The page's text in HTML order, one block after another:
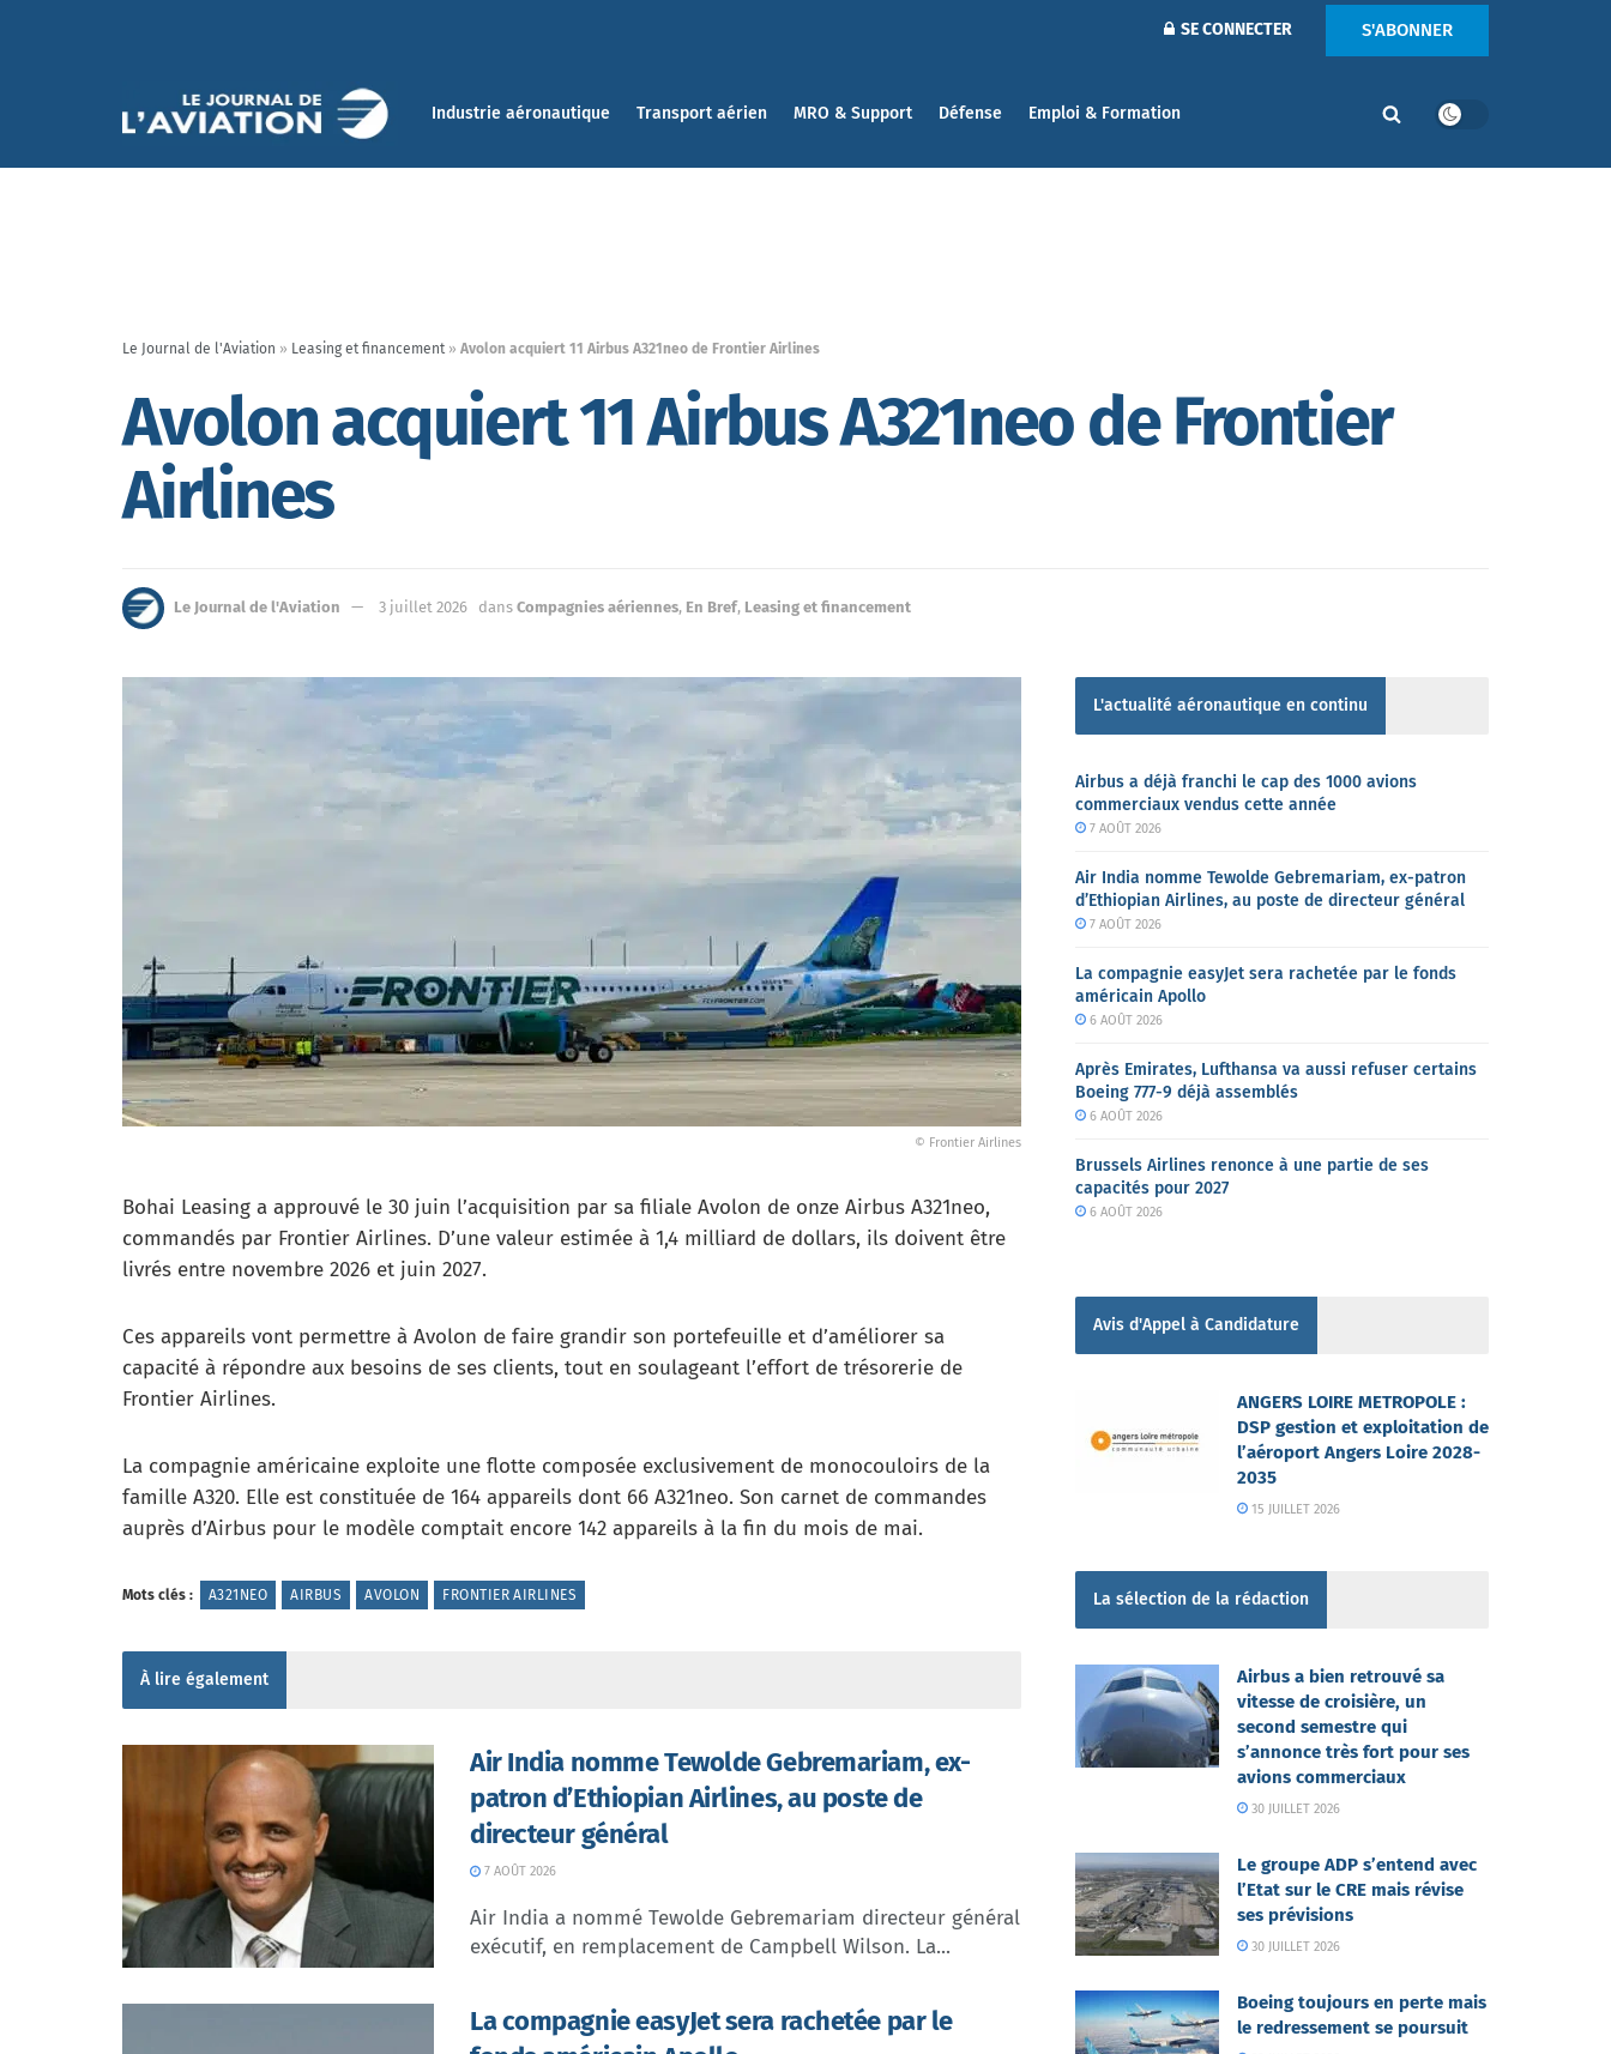
SE CONNECTER S'ABONNER
Industrie aéronautique Transport aérien MRO & Support Défense Emploi & Formation
Le Journal de l'Aviation » Leasing et financement » Avolon acquiert 11 Airbus A321neo de Frontier Airlines
Avolon acquiert 11 Airbus A321neo de Frontier
Airlines
Le Journal de l'Aviation 3 juillet 2026 dans Compagnies aériennes, En Bref, Leasing et financement
© Frontier Airlines
Bohai Leasing a approuvé le 30 juin l’acquisition par sa filiale Avolon de onze Airbus A321neo,
commandés par Frontier Airlines. D’une valeur estimée à 1,4 milliard de dollars, ils doivent être
livrés entre novembre 2026 et juin 2027.
Ces appareils vont permettre à Avolon de faire grandir son portefeuille et d’améliorer sa
capacité à répondre aux besoins de ses clients, tout en soulageant l’effort de trésorerie de
Frontier Airlines.
La compagnie américaine exploite une flotte composée exclusivement de monocouloirs de la
famille A320. Elle est constituée de 164 appareils dont 66 A321neo. Son carnet de commandes
auprès d’Airbus pour le modèle comptait encore 142 appareils à la fin du mois de mai.
Mots clés : A321NEO AIRBUS AVOLON FRONTIER AIRLINES
À lire également
Air India nomme Tewolde Gebremariam, ex-
patron d’Ethiopian Airlines, au poste de
directeur général
7 AOÛT 2026
Air India a nommé Tewolde Gebremariam directeur général
exécutif, en remplacement de Campbell Wilson. La...
La compagnie easyJet sera rachetée par le
L'actualité aéronautique en continu
Airbus a déjà franchi le cap des 1000 avions
commerciaux vendus cette année
7 AOÛT 2026
Air India nomme Tewolde Gebremariam, ex-patron
d’Ethiopian Airlines, au poste de directeur général
7 AOÛT 2026
La compagnie easyJet sera rachetée par le fonds
américain Apollo
6 AOÛT 2026
Après Emirates, Lufthansa va aussi refuser certains
Boeing 777-9 déjà assemblés
6 AOÛT 2026
Brussels Airlines renonce à une partie de ses
capacités pour 2027
6 AOÛT 2026
Avis d'Appel à Candidature
ANGERS LOIRE METROPOLE :
DSP gestion et exploitation de
l’aéroport Angers Loire 2028-
2035
15 JUILLET 2026
La sélection de la rédaction
Airbus a bien retrouvé sa
vitesse de croisière, un
second semestre qui
s’annonce très fort pour ses
avions commerciaux
30 JUILLET 2026
Le groupe ADP s’entend avec
l’Etat sur le CRE mais révise
ses prévisions
30 JUILLET 2026
Boeing toujours en perte mais
le redressement se poursuit